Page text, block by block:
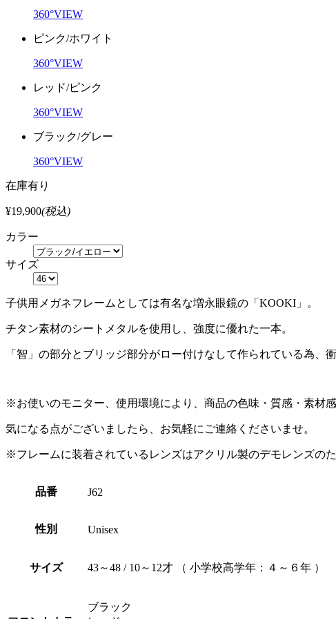
360°VIEW
ピンク/ホワイト
360°VIEW
レッド/ピンク
360°VIEW
ブラック/グレー
360°VIEW
在庫有り
¥19,900(税込)
カラー
サイズ
子供用メガネフレームとしては有名な増永眼鏡の「KOOKI」。
チタン素材のシートメタルを使用し、強度に優れた一本。
「智」の部分とブリッジ部分がロー付けなして作られている為、
※お使いのモニター、使用環境により、商品の色味・質感・素材
気になる点がございましたら、お気軽にご連絡くださいませ。
※フレームに装着されているレンズはアクリル製のデモレンズの
品番 J62
性別 Unisex
サイズ 43～48 / 10～12才 （ 小学校高学年：４～６年 ）
ブラック